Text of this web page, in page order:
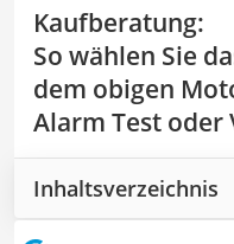
Kaufberatung:
So wählen Sie
dem obigen
Alarm Test oder
Inhaltsverzeichnis